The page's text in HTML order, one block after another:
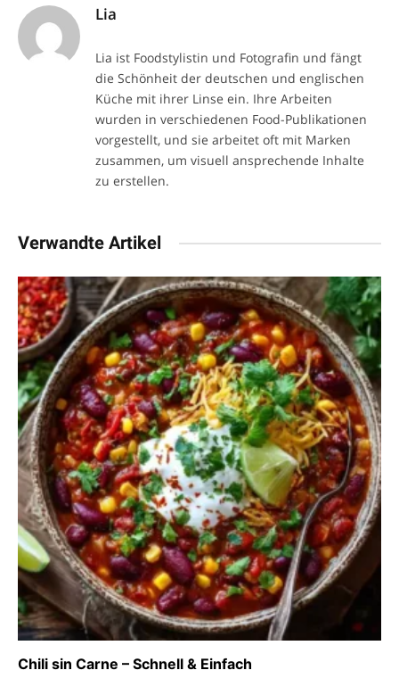
Lia
Lia ist Foodstylistin und Fotografin und fängt
die Schönheit der deutschen und englischen
Küche mit ihrer Linse ein. Ihre Arbeiten
wurden in verschiedenen Food-Publikationen
vorgestellt, und sie arbeitet oft mit Marken
zusammen, um visuell ansprechende Inhalte
zu erstellen.
Verwandte Artikel
Chili sin Carne – Schnell & Einfach